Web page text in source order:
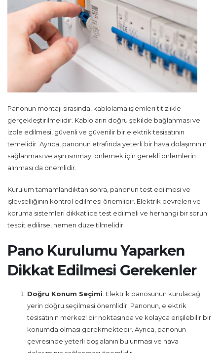
Panonun montajı sırasında, kablolama işlemleri titizlikle
gerçekleştirilmelidir. Kabloların doğru şekilde bağlanması ve
izole edilmesi, güvenli ve güvenilir bir elektrik tesisatının
temelidir. Ayrıca, panonun etrafında yeterli bir hava dolaşımının
sağlanması ve aşırı ısınmayı önlemek için gerekli önlemlerin
alınması da önemlidir.
Kurulum tamamlandıktan sonra, panonun test edilmesi ve
işlevselliğinin kontrol edilmesi önemlidir. Elektrik devreleri ve
koruma sistemleri dikkatlice test edilmeli ve herhangi bir sorun
tespit edilirse, hemen düzeltilmelidir.
Pano Kurulumu Yaparken
Dikkat Edilmesi Gerekenler
Doğru Konum Seçimi: Elektrik panosunun kurulacağı
yerin doğru seçilmesi önemlidir. Panonun, elektrik
tesisatının merkezi bir noktasında ve kolayca erişilebilir bir
konumda olması gerekmektedir. Ayrıca, panonun
çevresinde yeterli boş alanın bulunması ve hava